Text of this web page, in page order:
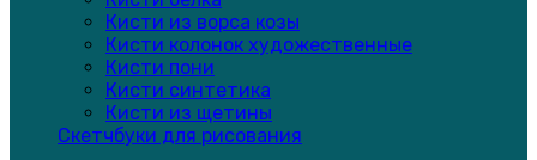
Кисти из ворса козы
Кисти колонок художественные
Кисти пони
Кисти синтетика
Кисти из щетины
Скетчбуки для рисования